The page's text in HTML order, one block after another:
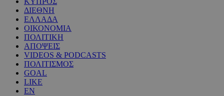
ΔΙΕΘΝΗ
ΕΛΛΑΔΑ
ΟΙΚΟΝΟΜΙΑ
ΠΟΛΙΤΙΚΗ
ΑΠΟΨΕΙΣ
VIDEOS & PODCASTS
ΠΟΛΙΤΙΣΜΟΣ
GOAL
LIKE
EN